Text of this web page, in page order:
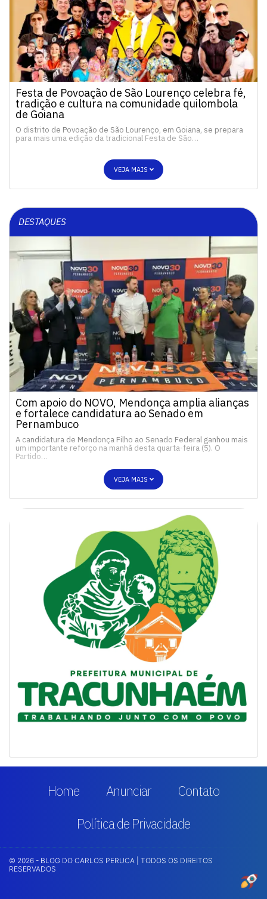
Festa de Povoação de São Lourenço celebra fé,
tradição e cultura na comunidade quilombola
de Goiana
O distrito de Povoação de São Lourenço, em Goiana, se prepara
para mais uma edição da tradicional Festa de São…
VEJA MAIS
DESTAQUES
Com apoio do NOVO, Mendonça amplia alianças
e fortalece candidatura ao Senado em
Pernambuco
A candidatura de Mendonça Filho ao Senado Federal ganhou mais
um importante reforço na manhã desta quarta-feira (5). O
Partido…
VEJA MAIS
Home Anunciar
Contato
Política de Privacidade
© 2026 - BLOG DO CARLOS PERUCA | TODOS OS DIREITOS
RESERVADOS